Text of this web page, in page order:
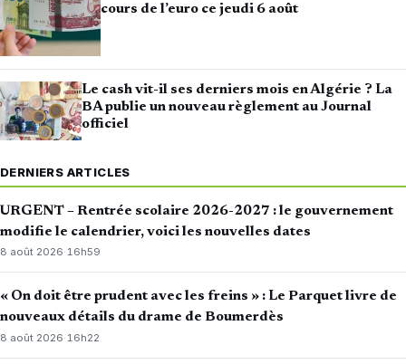
cours de l’euro ce jeudi 6 août
Le cash vit-il ses derniers mois en Algérie ? La
BA publie un nouveau règlement au Journal
officiel
DERNIERS ARTICLES
URGENT – Rentrée scolaire 2026-2027 : le gouvernement
modifie le calendrier, voici les nouvelles dates
8 août 2026·16h59
« On doit être prudent avec les freins » : Le Parquet livre de
nouveaux détails du drame de Boumerdès
8 août 2026·16h22